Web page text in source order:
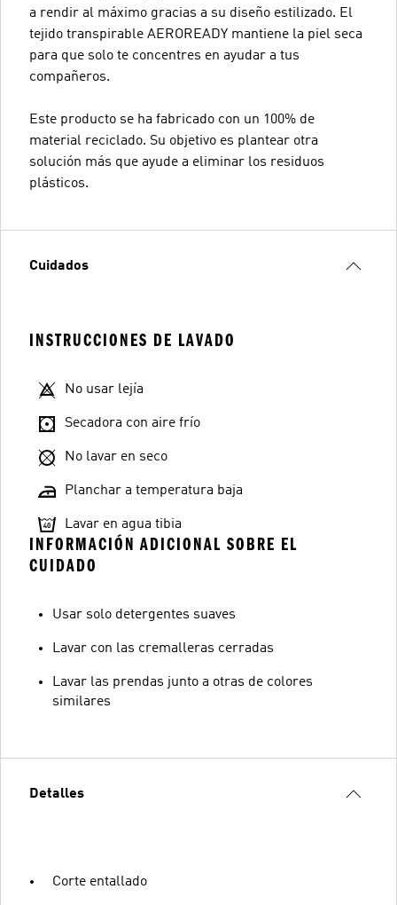
a rendir al máximo gracias a su diseño estilizado. El
tejido transpirable AEROREADY mantiene la piel seca
para que solo te concentres en ayudar a tus
compañeros.
Este producto se ha fabricado con un 100% de
material reciclado. Su objetivo es plantear otra
solución más que ayude a eliminar los residuos
plásticos.
Cuidados
INSTRUCCIONES DE LAVADO
No usar lejía
Secadora con aire frío
No lavar en seco
Planchar a temperatura baja
Lavar en agua tibia
INFORMACIÓN ADICIONAL SOBRE EL
CUIDADO
Usar solo detergentes suaves
Lavar con las cremalleras cerradas
Lavar las prendas junto a otras de colores
similares
Detalles
Corte entallado